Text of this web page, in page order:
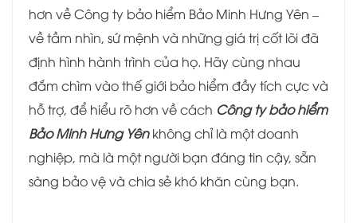
hơn về Công ty bảo hiểm Bảo Minh Hưng Yên –
về tầm nhìn, sứ mệnh và những giá trị cốt lõi đã
định hình hành trình của họ. Hãy cùng nhau
đắm chìm vào thế giới bảo hiểm đầy tích cực và
hỗ trợ, để hiểu rõ hơn về cách Công ty bảo hiểm
Bảo Minh Hưng Yênkhông chỉ là một doanh
nghiệp, mà là một người bạn đáng tin cậy, sẵn
sàng bảo vệ và chia sẻ khó khăn cùng bạn.